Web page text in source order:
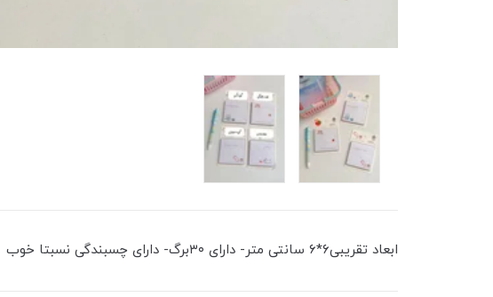
ابعاد تقریبی۶*۶ سانتی متر- دارای ۳۰برگ- دارای چسبندگی نسبتا خوب